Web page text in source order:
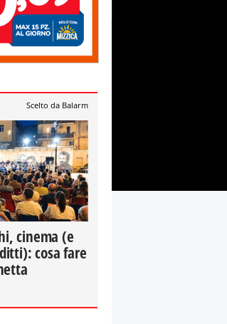
Scelto da Balarm
cinema (e
cosa fare